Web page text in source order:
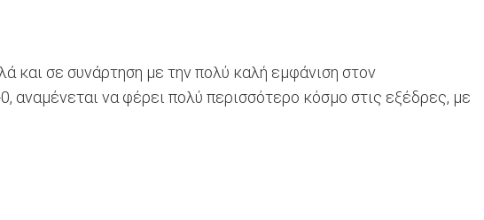
και σε συνάρτηση με την πολύ καλή εμφάνιση στον
αναμένεται να φέρει πολύ περισσότερο κόσμο στις εξέδρες, με